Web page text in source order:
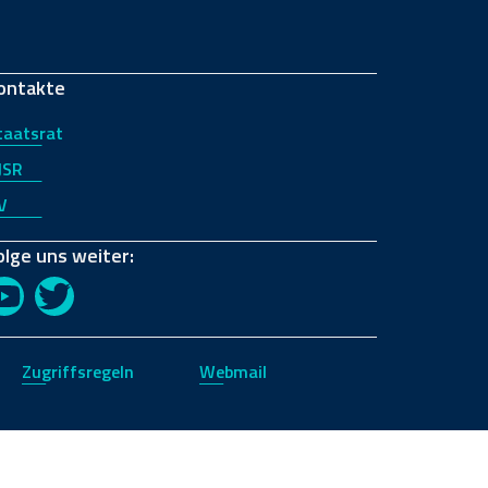
uns weiter:
YouTubeTwitter
Zugriffsregeln Webmail